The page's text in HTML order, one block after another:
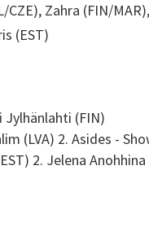
CZE), Zahra (FIN/
(EST)
Jylhänlahti (FIN)
(LVA) 2. Asides -
2. Jelena